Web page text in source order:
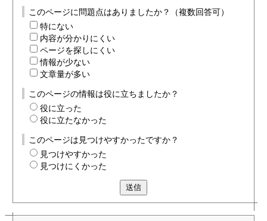
このページに問題点はありましたか？（複数回答可）
特にない
内容が分かりにくい
ページを探しにくい
情報が少ない
文章量が多い
このページの情報は役に立ちましたか？
役に立った
役に立たなかった
このページは見つけやすかったですか？
見つけやすかった
見つけにくかった
送信